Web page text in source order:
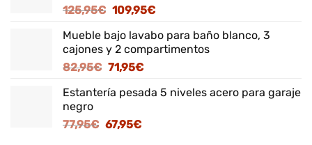
125,95€ El
original
era:
125,95€.
109,95€El
actual
es:
Mueble bajo lavabo para baño blanco, 3
cajones y 2 compartimentos
82,95€ El
original
82,95€.
71,95€El
actual
Estantería pesada 5 niveles acero para garaje
negro
77,95€ El
67,95€El